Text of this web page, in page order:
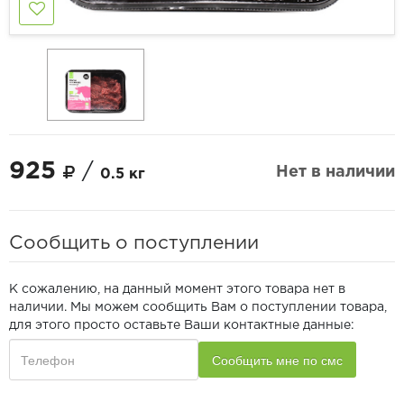
925 / 0.5 кг Нет в наличии
Сообщить о поступлении
К сожалению, на данный момент этого товара нет в
наличии. Мы можем сообщить Вам о поступлении товара,
для этого просто оставьте Ваши контактные данные: